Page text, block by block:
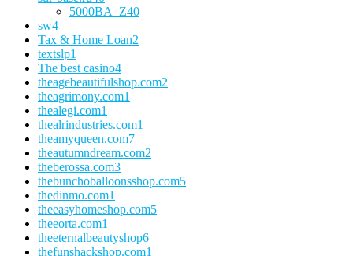
5000BA_Z40
sw4
Tax & Home Loan2
textslp1
The best casino4
theagebeautifulshop.com2
theagrimony.com1
thealegi.com1
thealrindustries.com1
theamyqueen.com7
theautumndream.com2
theberossa.com3
thebunchoballoonsshop.com5
thedinmo.com1
theeasyhomeshop.com5
theeorta.com1
theeternalbeautyshop6
thefunshackshop.com1